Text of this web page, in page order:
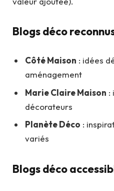
Blogs déco
Côté Maison : idées
aménagement
Marie Claire Maison :
décorateurs
Planète Déco :
variés
Blogs déco